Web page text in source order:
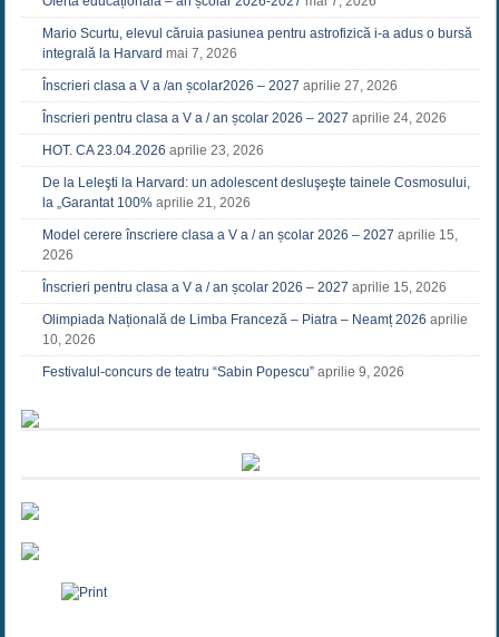
Mario Scurtu, elevul căruia pasiunea pentru astrofizică i-a adus o bursă
integrală la Harvard mai 7, 2026
Înscrieri clasa a V a /an școlar2026 – 2027 aprilie 27, 2026
Înscrieri pentru clasa a V a / an școlar 2026 – 2027 aprilie 24, 2026
HOT. CA 23.04.2026 aprilie 23, 2026
De la Leleşti la Harvard: un adolescent desluşeşte tainele Cosmosului,
la „Garantat 100% aprilie 21, 2026
Model cerere înscriere clasa a V a / an școlar 2026 – 2027 aprilie 15,
2026
Înscrieri pentru clasa a V a / an școlar 2026 – 2027 aprilie 15, 2026
Olimpiada Națională de Limba Franceză – Piatra – Neamț 2026 aprilie
10, 2026
Festivalul-concurs de teatru “Sabin Popescu” aprilie 9, 2026